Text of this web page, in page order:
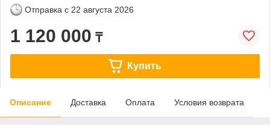
Отправка с 22 августа 2026
1 120 000 ₸
Купить
Описание Доставка Оплата Условия возврата